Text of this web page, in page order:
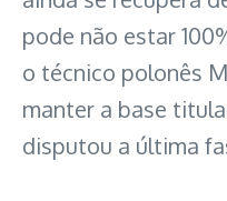
pode não estar
o técnico polonês
manter a base
disputou a última